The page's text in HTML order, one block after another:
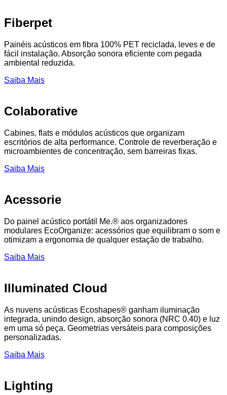
Fiberpet
Painéis acústicos em fibra 100% PET reciclada, leves e de
fácil instalação. Absorção sonora eficiente com pegada
ambiental reduzida.
Saiba Mais
Colaborative
Cabines, flats e módulos acústicos que organizam
escritórios de alta performance. Controle de reverberação e
microambientes de concentração, sem barreiras fixas.
Saiba Mais
Acessorie
Do painel acústico portátil Me.® aos organizadores
modulares EcoOrganize: acessórios que equilibram o som e
otimizam a ergonomia de qualquer estação de trabalho.
Saiba Mais
Illuminated Cloud
As nuvens acústicas Ecoshapes® ganham iluminação
integrada, unindo design, absorção sonora (NRC 0.40) e luz
em uma só peça. Geometrias versáteis para composições
personalizadas.
Saiba Mais
Lighting